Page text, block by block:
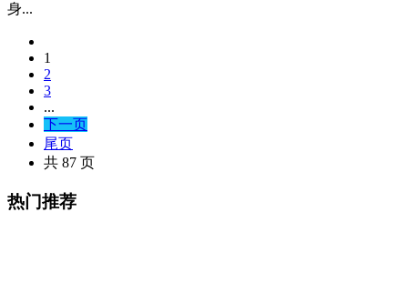
身...
1
2
3
...
下一页
尾页
共 87 页
热门推荐